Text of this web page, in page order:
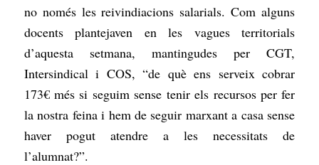
no només les reivindiacions salarials. Com alguns
docents plantejaven en les vagues territorials
d’aquesta setmana, mantingudes per CGT,
Intersindical i COS, “de què ens serveix cobrar
173€ més si seguim sense tenir els recursos per fer
la nostra feina i hem de seguir marxant a casa sense
haver pogut atendre a les necessitats de
l’alumnat?”.